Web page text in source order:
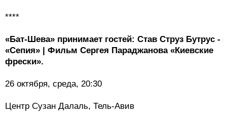
****
«Бат-Шева» принимает гостей: Став Струз Бутрус -
«Сепия» | Фильм Сергея Параджанова «Киевские
фрески».
26 октября, среда, 20:30
Центр Сузан Далаль, Тель-Авив